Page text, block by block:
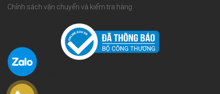
Chỉnh sách vận chuyển và kiểm tra hàng
Rèm Quốc Huy